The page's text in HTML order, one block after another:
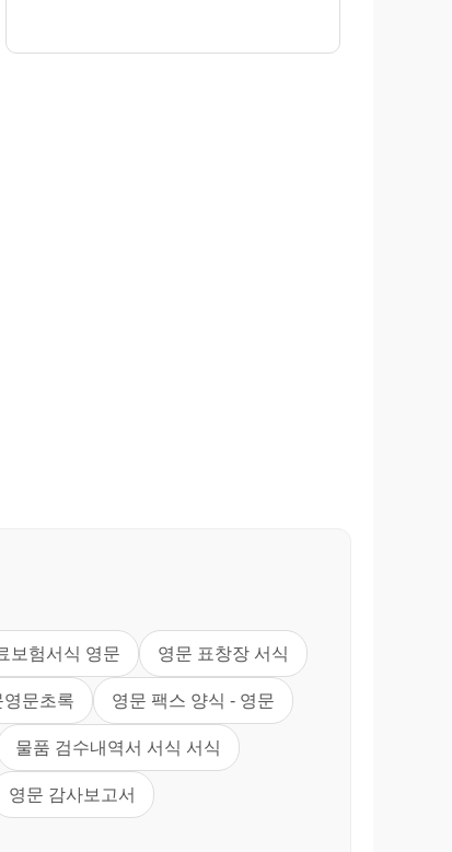
보험서식 영문 영문 표창장 서식
문초록 영문 팩스 양식 - 영문
물품 검수내역서 서식 서식
영문 감사보고서